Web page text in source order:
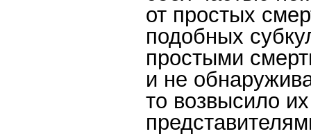
от простых
подобных
простыми
и не
то возвысило